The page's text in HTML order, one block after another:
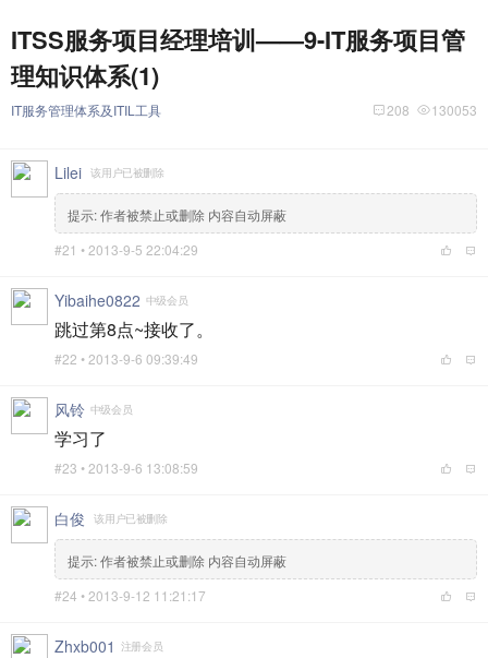
ITSS服务项目经理培训——9-IT服务项目管
理知识体系(1)
IT服务管理体系及ITIL工具 130053
208
Lilei 该用户已被删除
提示:作者被禁止或删除 内容自动屏蔽
#21 • 2013-9-5 22:04:29
Yibaihe0822 中级会员
跳过第8点~接收了。
#22 • 2013-9-6 09:39:49
风铃 中级会员
学习了
#23 • 2013-9-6 13:08:59
白俊 该用户已被删除
提示:作者被禁止或删除 内容自动屏蔽
#24 • 2013-9-12 11:21:17
Zhxb001 注册会员